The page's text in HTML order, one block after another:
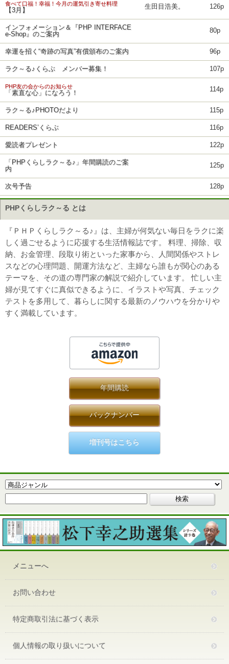
食べて口福！幸福！今月の運気引き寄せ料理
【3月】 生田目浩美。 126p
インフォメーション＆『PHP INTERFACE
e-Shop』のご案内
80p
幸運を招く“奇跡の写真”有償頒布のご案内 96p
ラク～る♪くらぶ メンバー募集！ 107p
PHP友の会からのお知らせ
「素直な心」になろう！ 114p
ラク～る♪PHOTOだより 115p
READERS’くらぶ 116p
愛読者プレゼント 122p
「PHPくらしラク～る♪」年間購読のご案
内
125p
次号予告 128p
PHPくらしラク～る とは
『ＰＨＰくらしラク～る♪』は、主婦が何気ない毎日をラクに楽
しく過ごせるように応援する生活情報誌です。 料理、掃除、収
納、お金管理、段取り術といった家事から、人間関係やストレ
スなどの心理問題、開運方法など、主婦なら誰もが関心のある
テーマを、その道の専門家の解説で紹介しています。 忙しい主
婦が見てすぐに真似できるように、イラストや写真、チェック
テストを多用して、暮らしに関する最新のノウハウを分かりや
すく満載しています。
年間購読
バックナンバー
増刊号はこちら
メニューへ
お問い合わせ
特定商取引法に基づく表示
個人情報の取り扱いについて